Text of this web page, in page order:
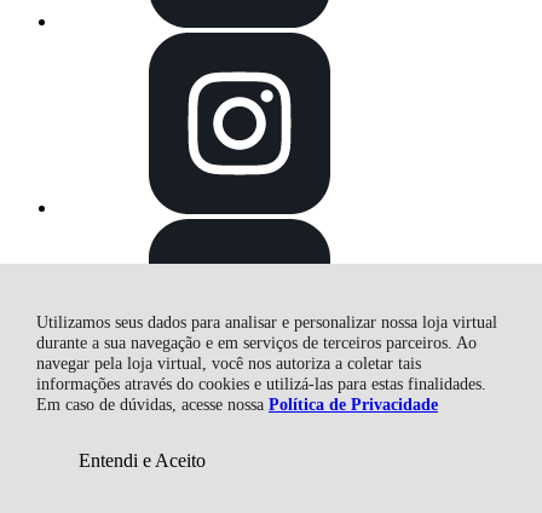
Utilizamos seus dados para analisar e personalizar nossa loja virtual
durante a sua navegação e em serviços de terceiros parceiros. Ao
navegar pela loja virtual, você nos autoriza a coletar tais
informações através do cookies e utilizá-las para estas finalidades.
Em caso de dúvidas, acesse nossa Política de Privacidade
Entendi e Aceito